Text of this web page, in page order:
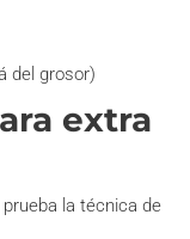
del grosor)
extra
la técnica de